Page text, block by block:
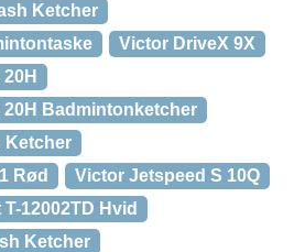
Ketcher
Victor DriveX 9X
Badmintonketcher
Ketcher
Rød
Victor Jetspeed S 10Q
12002TD Hvid
Ketcher